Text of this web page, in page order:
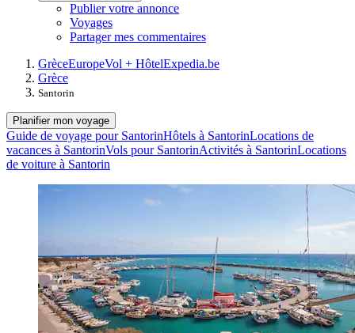
Publier votre annonce
Voyages
Partager mes commentaires
GrèceEuropeVol + HôtelExpedia.be
Grèce
Santorin
Planifier mon voyage
Guide de voyage pour SantorinHôtels à SantorinLocations de
vacances à SantorinVols pour SantorinActivités à SantorinLocations
de voiture à Santorin